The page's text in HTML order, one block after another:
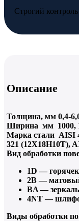
Строгий контроль
Описание
Толщина, мм 0,4-
Ширина мм 1000,
Марка стали AISI
321 (12Х18Н10Т),
Вид обработки
1D —
2B —
BA —
4NT —
Виды обработки